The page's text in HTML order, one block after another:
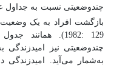
چندوضعیتی نسبت به جداول
بازگشت افراد به یک
1982: 129
). همانند
چندوضعیتی نیز
بهشمار می‌آید. امید‌‌زندگی